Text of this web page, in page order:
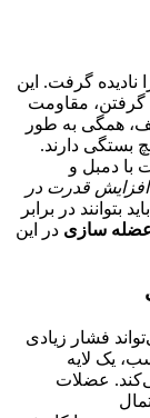
نادیده گرفت. این
گرفتن، مقاومت
همگی به طور
بستگی دارند.
با دمبل و
افزایش قدرت در
بتوانند در برابر
سازی در این
فشار زیادی
یک لایه
عضلات